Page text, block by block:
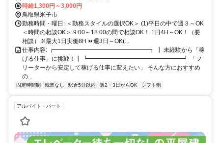
時給1,300円～3,000円
鳥取県米子市
勤務時間・曜日: ＜勤務スタイルの選択OK＞ (1)平日の中で週３～OK
＜時間の相談OK＞ 9:00～18:00の間で相談OK！ 1日4H～OK！（要
相談）※最大1日実働8H ⏩週3日～OK(...
仕事内容: ┏━━━━━━━━━━━━━━━━┓ ┃ 未経験から「稼
げる仕事」に挑戦！┃ ┗━━━━━━━━━━━━━━━━┛ 「フ
リーターから安定して稼げる仕事に変えたい」 そんな方におすすめ
の...
固定時間制 残業なし 駅近5分以内 週2・3日からOK シフト制
アルバイト・パート